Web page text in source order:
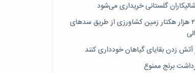
شالیکاران گلستانی خریداری می‌شود
تامین آب ۲۲ هزار هکتار زمین کشاورزی از طریق سدهای
آتش زدن بقایای گیاهان خودداری کنند
برنج ممنوع